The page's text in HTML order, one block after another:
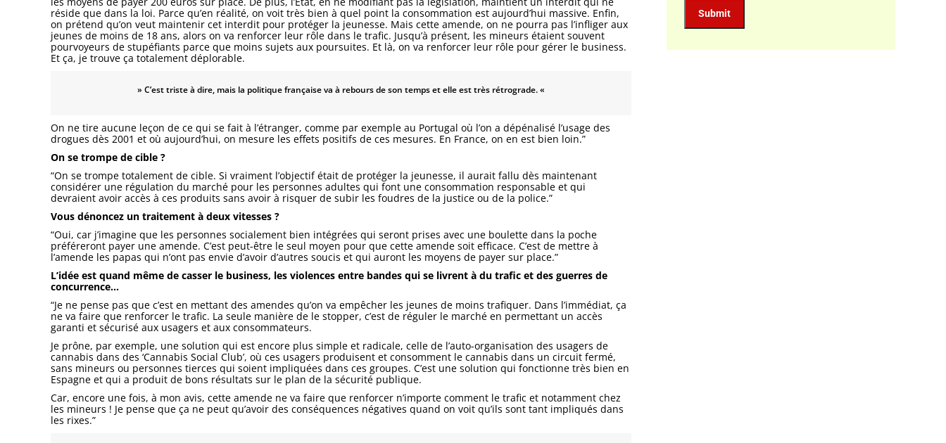
réside que dans la loi. Parce qu’en réalité, on voit très bien à quel point la consommation est aujourd’hui massive. Enfin,
on prétend qu’on veut maintenir cet interdit pour protéger la jeunesse. Mais cette amende, on ne pourra pas l’infliger aux
jeunes de moins de 18 ans, alors on va renforcer leur rôle dans le trafic. Jusqu’à présent, les mineurs étaient souvent
pourvoyeurs de stupéfiants parce que moins sujets aux poursuites. Et là, on va renforcer leur rôle pour gérer le business.
Et ça, je trouve ça totalement déplorable.
» C’est triste à dire, mais la politique française va à rebours de son temps et elle est très rétrograde. «
On ne tire aucune leçon de ce qui se fait à l’étranger, comme par exemple au Portugal où l’on a dépénalisé l’usage des
drogues dès 2001 et où aujourd’hui, on mesure les effets positifs de ces mesures. En France, on en est bien loin.”
On se trompe de cible ?
“On se trompe totalement de cible. Si vraiment l’objectif était de protéger la jeunesse, il aurait fallu dès maintenant
considérer une régulation du marché pour les personnes adultes qui font une consommation responsable et qui
devraient avoir accès à ces produits sans avoir à risquer de subir les foudres de la justice ou de la police.”
Vous dénoncez un traitement à deux vitesses ?
“Oui, car j’imagine que les personnes socialement bien intégrées qui seront prises avec une boulette dans la poche
préféreront payer une amende. C’est peut-être le seul moyen pour que cette amende soit efficace. C’est de mettre à
l’amende les papas qui n’ont pas envie d’avoir d’autres soucis et qui auront les moyens de payer sur place.”
L’idée est quand même de casser le business, les violences entre bandes qui se livrent à du trafic et des guerres de
concurrence…
“Je ne pense pas que c’est en mettant des amendes qu’on va empêcher les jeunes de moins trafiquer. Dans l’immédiat, ça
ne va faire que renforcer le trafic. La seule manière de le stopper, c’est de réguler le marché en permettant un accès
garanti et sécurisé aux usagers et aux consommateurs.
Je prône, par exemple, une solution qui est encore plus simple et radicale, celle de l’auto-organisation des usagers de
cannabis dans des ‘Cannabis Social Club’, où ces usagers produisent et consomment le cannabis dans un circuit fermé,
sans mineurs ou personnes tierces qui soient impliquées dans ces groupes. C’est une solution qui fonctionne très bien en
Espagne et qui a produit de bons résultats sur le plan de la sécurité publique.
Car, encore une fois, à mon avis, cette amende ne va faire que renforcer n’importe comment le trafic et notamment chez
les mineurs ! Je pense que ça ne peut qu’avoir des conséquences négatives quand on voit qu’ils sont tant impliqués dans
les rixes.”